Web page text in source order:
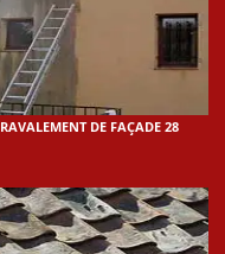
RAVALEMENT DE FAÇADE 28